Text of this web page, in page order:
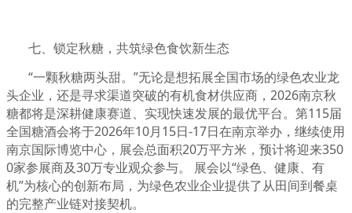
七、锁定秋糖，共筑绿色食饮新生态
“一颗秋糖两头甜。”无论是想拓展全国市场的绿色农业龙
头企业，还是寻求渠道突破的有机食材供应商，2026南京秋
糖都将是深耕健康赛道、实现快速发展的最优平台。第115届
全国糖酒会将于2026年10月15日-17日在南京举办，继续使用
南京国际博览中心，展会总面积20万平方米，预计将迎来350
0家参展商及30万专业观众参与。 展会以“绿色、健康、有
机”为核心的创新布局，为绿色农业企业提供了从田间到餐桌
的完整产业链对接契机。